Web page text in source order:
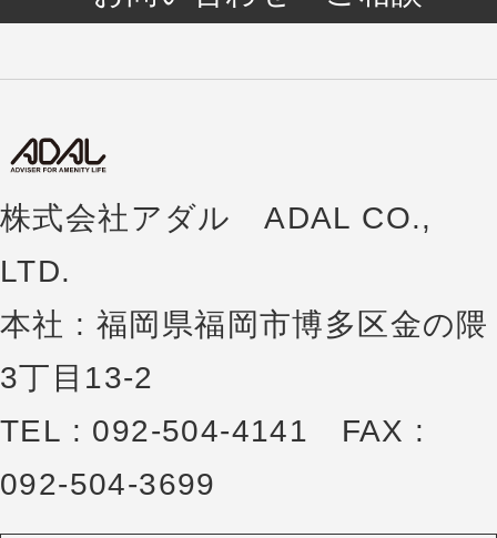
株式会社アダル ADAL CO.,
LTD.
本社 : 福岡県福岡市博多区金の隈
3丁目13-2
TEL : 092-504-4141 FAX :
092-504-3699